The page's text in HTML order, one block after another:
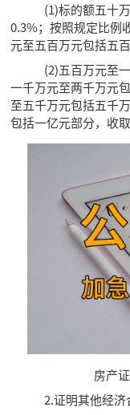
(1)标的额五十万
0.3%；按照规定比例
元至五百万元包括五
(2)五百万元至一
一千万元至两千万元
至五千万元包括五千
包括一亿元部分，收
房产
2.证明其他经济